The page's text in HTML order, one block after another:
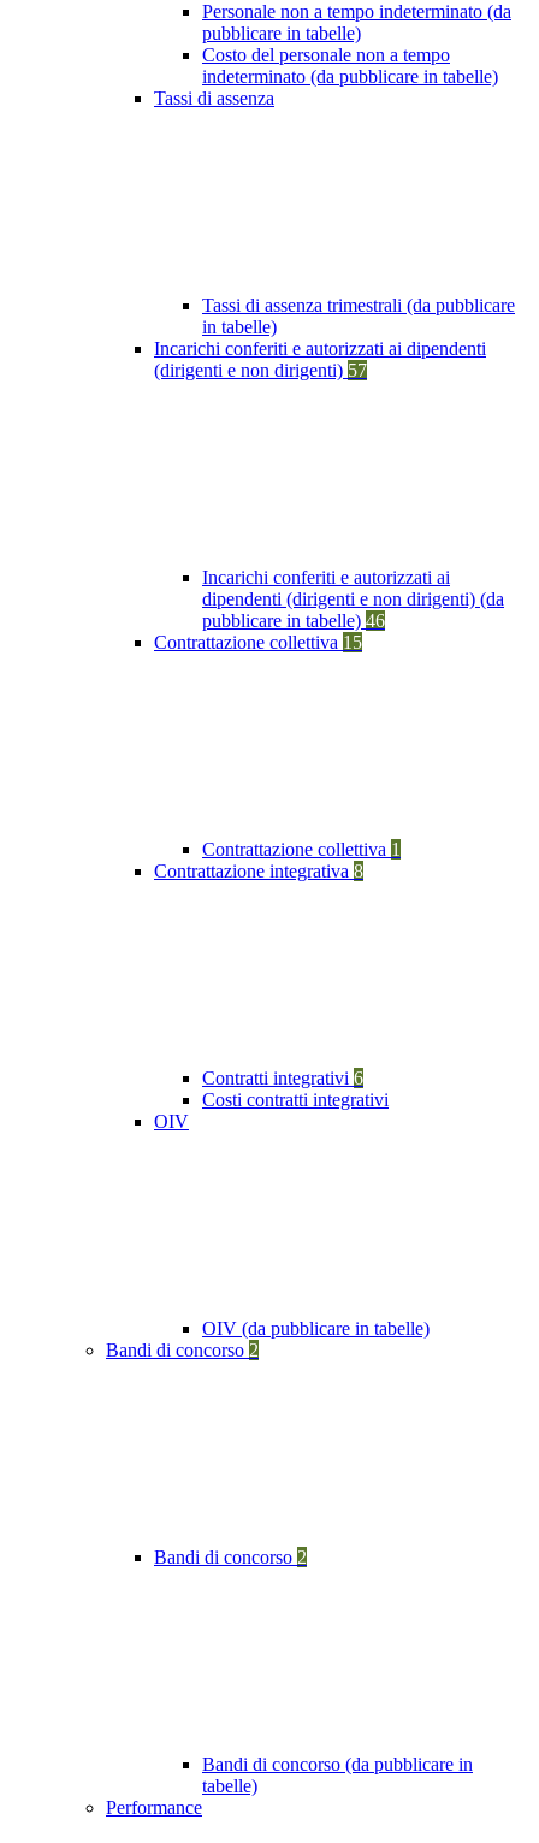
Personale non a tempo indeterminato (da
pubblicare in tabelle)
Costo del personale non a tempo
indeterminato (da pubblicare in tabelle)
Tassi di assenza
Tassi di assenza trimestrali (da pubblicare
in tabelle)
Incarichi conferiti e autorizzati ai dipendenti
(dirigenti e non dirigenti) 57
Incarichi conferiti e autorizzati ai
dipendenti (dirigenti e non dirigenti) (da
pubblicare in tabelle) 46
Contrattazione collettiva 15
Contrattazione collettiva 1
Contrattazione integrativa 8
Contratti integrativi 6
Costi contratti integrativi
OIV
OIV (da pubblicare in tabelle)
Bandi di concorso 2
Bandi di concorso 2
Bandi di concorso (da pubblicare in
tabelle)
Performance